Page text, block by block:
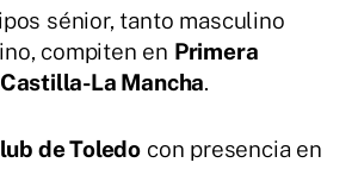
sénior, tanto masculino
compiten en Primera
La Mancha.
de Toledo con presencia en